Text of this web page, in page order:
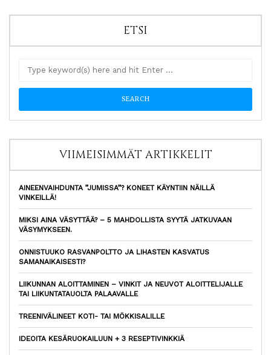
ETSI
VIIMEISIMMÄT ARTIKKELIT
AINEENVAIHDUNTA ”JUMISSA”? KONEET KÄYNTIIN NÄILLÄ
VINKEILLÄ!
MIKSI AINA VÄSYTTÄÄ? – 5 MAHDOLLISTA SYYTÄ JATKUVAAN
VÄSYMYKSEEN.
ONNISTUUKO RASVANPOLTTO JA LIHASTEN KASVATUS
SAMANAIKAISESTI?
LIIKUNNAN ALOITTAMINEN – VINKIT JA NEUVOT ALOITTELIJALLE
TAI LIIKUNTATAUOLTA PALAAVALLE
TREENIVÄLINEET KOTI- TAI MÖKKISALILLE
IDEOITA KESÄRUOKAILUUN + 3 RESEPTIVINKKIÄ